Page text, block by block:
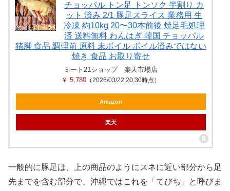
チョッパル トン足 トンソク 半割り カ
ット 済み 2/1 豚足スライス 業務用 生
冷凍 約10kg 20〜30本前後 焼足毛処理
済 送料無料 わんはぎ 韓国 チョッパル
猪脚 食品 調理前 原料 未ボイル ボイル済みではない
焼き 食品 お取り寄せ
ミート21ショップ 楽天市場店
￥ 5,780 （2026/03/22 20:30時点）
Amazon
楽天
一般的に豚足は、上の商品のようにスネに近い部分から足
先までを含む部分で、沖縄ではこれを「てびち」と呼びま